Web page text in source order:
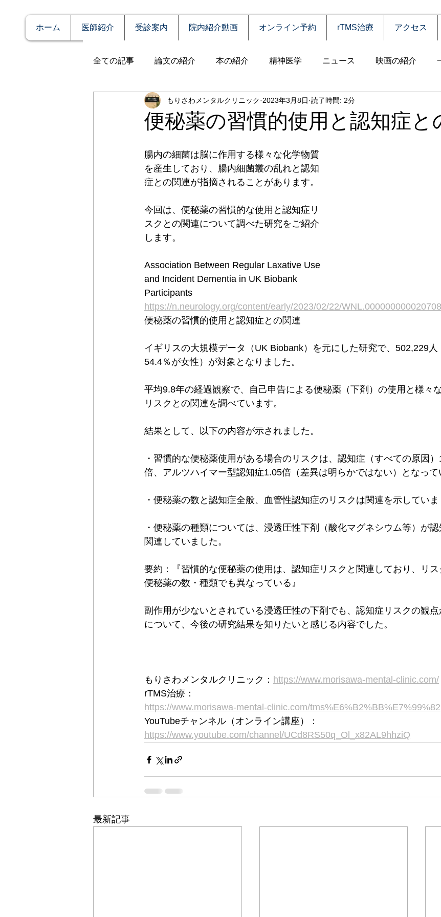
ホーム 医師紹介 受診案内 院内紹介動画 オンライン予約 rTMS治療 アクセス
全ての記事 論文の紹介 本の紹介 精神医学 ニュース 映画の紹介
症例報告 発達障害 自殺 認知症 うつ病
全般性不安障害 パニック障害 摂食障害
PTSD（心的外傷後ストレス障害） 睡眠障害 ADHD
便秘薬の習慣的使用と認知症と
もりさわメンタルクリニック 2023年3月8日 読了時間: 2分
腸内の細菌は脳に作用する様々な化学物質
を産生しており、腸内細菌叢の乱れと認知
症との関連が指摘されることがあります。
今回は、便秘薬の習慣的な使用と認知症リ
スクとの関連について調べた研究をご紹介
します。
Association Between Regular Laxative Use
and Incident Dementia in UK Biobank
Participants
https://n.neurology.org/content/early/2023/02/22/
便秘薬の習慣的使用と認知症との関連
イギリスの大規模データ（UK Biobank）を元にした研究で、502,229人
54.4％が女性）が対象となりました。
平均9.8年の経過観察で、自己申告による便秘薬（下剤）の使用と様々
リスクとの関連を調べています。
結果として、以下の内容が示されました。
・習慣的な便秘薬使用がある場合のリスクは、認知症（すべての原因
倍、アルツハイマー型認知症1.05倍（差異は明らかではない）となって
・便秘薬の数と認知症全般、血管性認知症のリスクは関連を示していま
・便秘薬の種類については、浸透圧性下剤（酸化マグネシウム等）が
関連していました。
要約：『習慣的な便秘薬の使用は、認知症リスクと関連しており、リ
便秘薬の数・種類でも異なっている』
副作用が少ないとされている浸透圧性の下剤でも、認知症リスクの観
について、今後の研究結果を知りたいと感じる内容でした。
もりさわメンタルクリニック： https://www.morisawa-mental-clinic.com/
rTMS治療：
https://www.morisawa-mental-clinic.com/tms%E6%B2%BB%E7%99%82
YouTubeチャンネル（オンライン講座）：
https://www.youtube.com/channel/UCd8RS50q_Ol_x82AL9hhziQ
最新記事